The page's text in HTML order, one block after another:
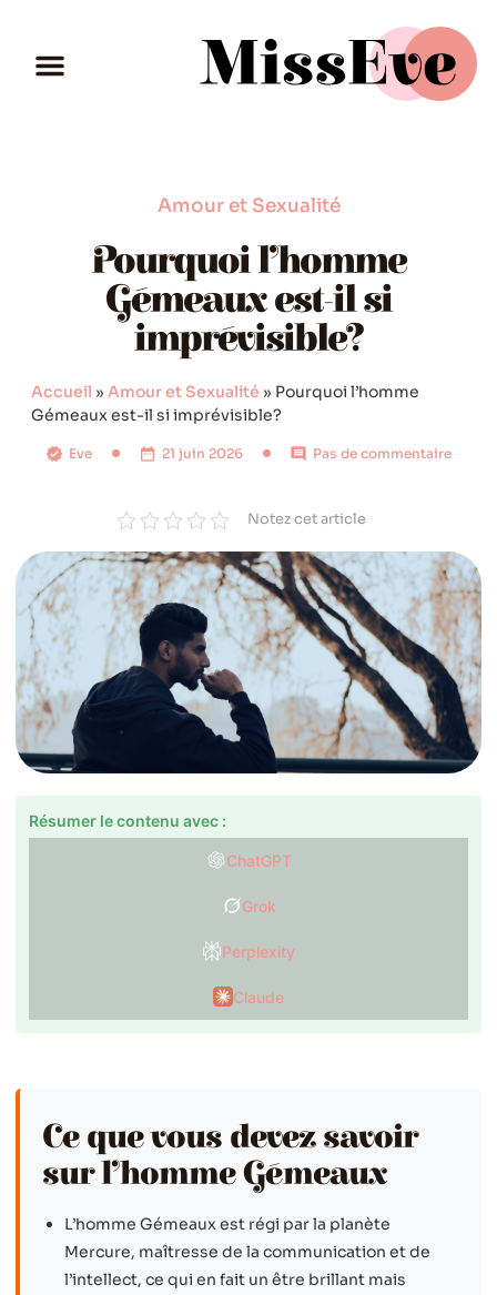
Amour et Sexualité
Pourquoi l’homme
Gémeaux est-il si
imprévisible?
Accueil » Amour et Sexualité » Pourquoi l’homme
Gémeaux est-il si imprévisible?
Eve 21 juin 2026 Pas de commentaire
Notez cet article
Résumer le contenu avec :
ChatGPT
Grok
Perplexity
Claude
Ce que vous devez savoir
sur l’homme Gémeaux
L’homme Gémeaux est régi par la planète
Mercure, maîtresse de la communication et de
l’intellect, ce qui en fait un être brillant mais